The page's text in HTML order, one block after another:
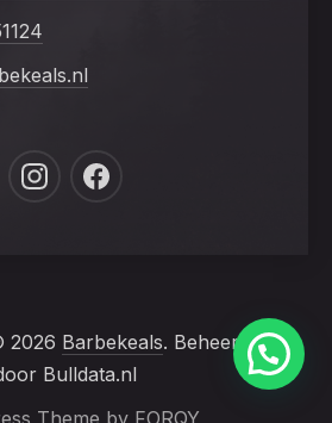
New
New
2026 Barbekeals. Beheer
Bulldata.nl
Theme by FORQY